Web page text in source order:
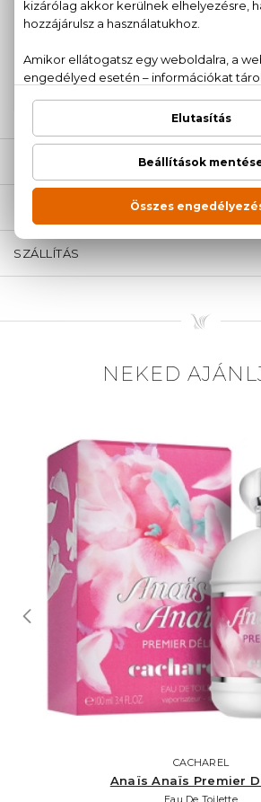
100% eredeti termékek,14 napos
Kérdésed van, elakadtál? Hívd
20 779 1924
SZÁLLÍTÁS
NEKED
CACHAREL
Anaïs Anaïs Premier
Eau De Toilette